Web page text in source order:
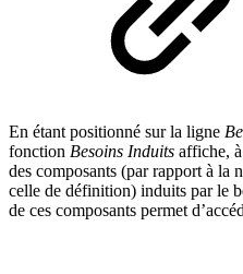
En étant positionné sur la ligne
fonction Besoins Induits affiche,
des composants (par rapport à la
celle de définition) induits par le
de ces composants permet